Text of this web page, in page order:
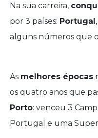
Na sua carreira,
por 3 países: Portugal,
alguns números que
As melhores épocas
os quatro anos que
Porto: venceu 3
Portugal e uma